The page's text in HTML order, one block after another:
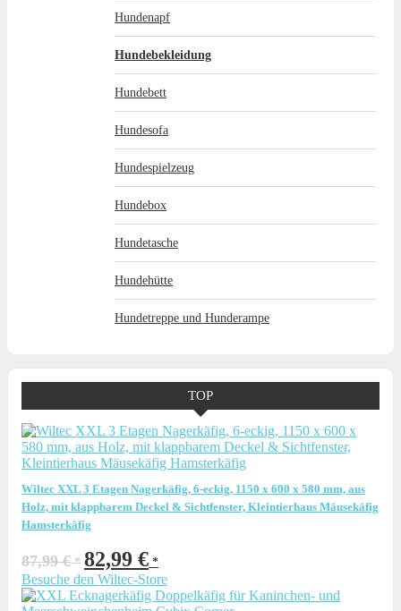
Hundenapf
Hundebekleidung
Hundebett
Hundesofa
Hundespielzeug
Hundebox
Hundetasche
Hundehütte
Hundetreppe und Hunderampe
TOP
Wiltec XXL 3 Etagen Nagerkäfig, 6-eckig, 1150 x 600 x 580 mm, aus
Holz, mit klappbarem Deckel & Sichtfenster, Kleintierhaus Mäusekäfig
Hamsterkäfig
87,99€
Ursprünglicher
Preis
war:
87,99 €
82,99 € Preis
ist:
82,99 €.
Besuche den Wiltec-Store